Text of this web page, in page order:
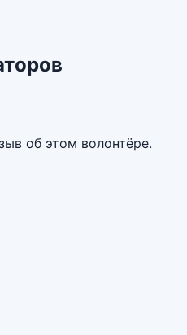
об этом волонтёре.